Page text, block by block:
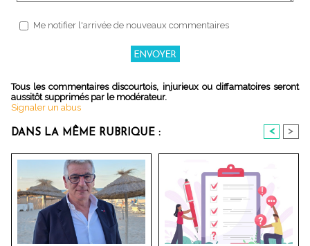
Me notifier l'arrivée de nouveaux commentaires
Tous les commentaires discourtois, injurieux ou diffamatoires seront
aussitôt supprimés par le modérateur.
Signaler un abus
DANS LA MÊME RUBRIQUE : < >